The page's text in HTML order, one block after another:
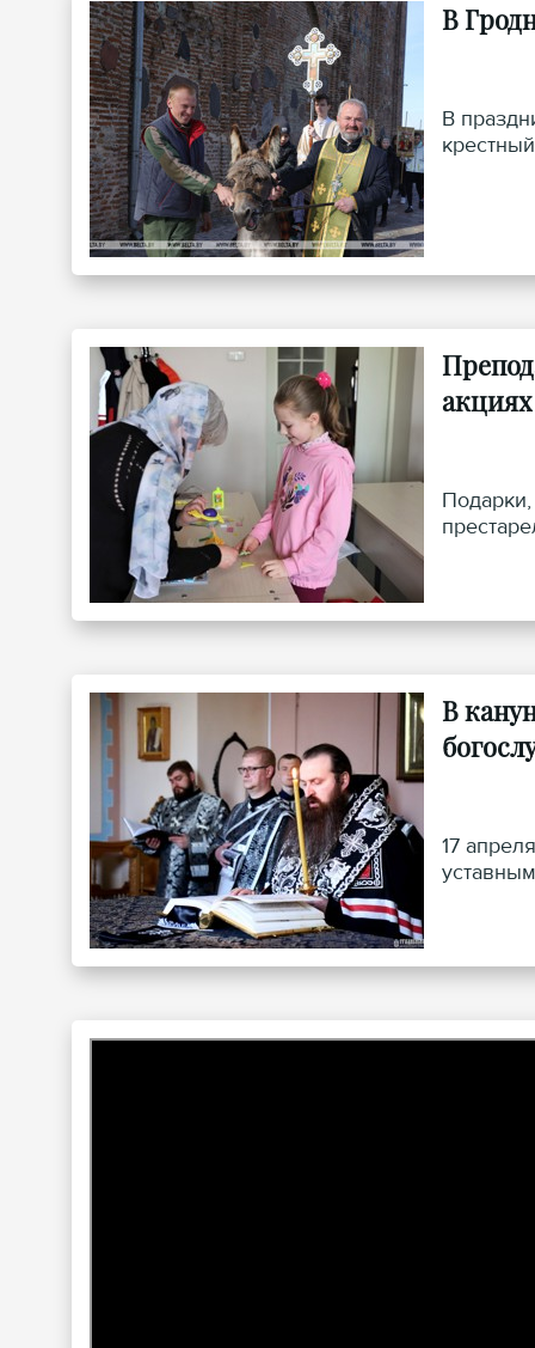
В
В
В
17